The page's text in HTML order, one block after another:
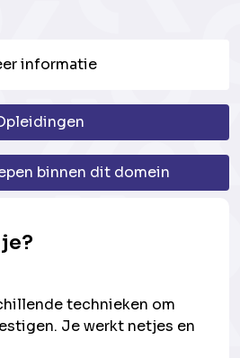
informatie
binnen dit domein
technieken om
Je werkt netjes en